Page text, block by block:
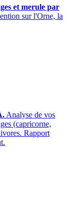
et merule par
sur l'Orne, la
Analyse de vos
(capricorne,
Rapport